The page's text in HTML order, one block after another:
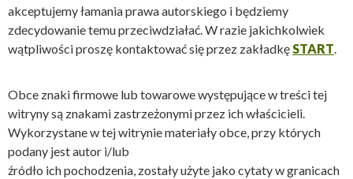
akceptujemy łamania prawa autorskiego i będziemy
zdecydowanie temu przeciwdziałać. W razie jakichkolwiek
wątpliwości proszę kontaktować się przez zakładkęSTART.
Obce znaki firmowe lub towarowe występujące w treści tej
witryny są znakami zastrzeżonymi przez ich właścicieli.
Wykorzystane w tej witrynie materiały obce, przy których
podany jest autor i/lub
źródło ich pochodzenia, zostały użyte jako cytaty w granicach